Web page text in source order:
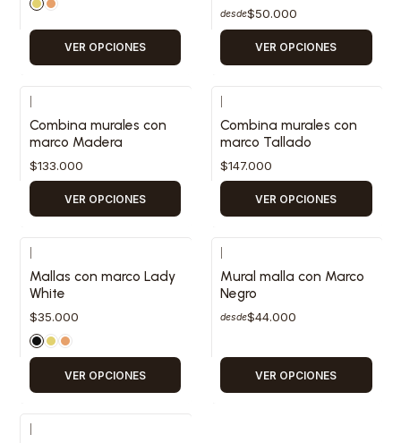
VER OPCIONES
desde$50.000
VER OPCIONES
Combina murales con
marco Madera
$133.000
VER OPCIONES
Combina murales con
marco Tallado
$147.000
VER OPCIONES
Mallas con marco Lady
White
$35.000
VER OPCIONES
Mural malla con Marco
Negro
desde$44.000
VER OPCIONES